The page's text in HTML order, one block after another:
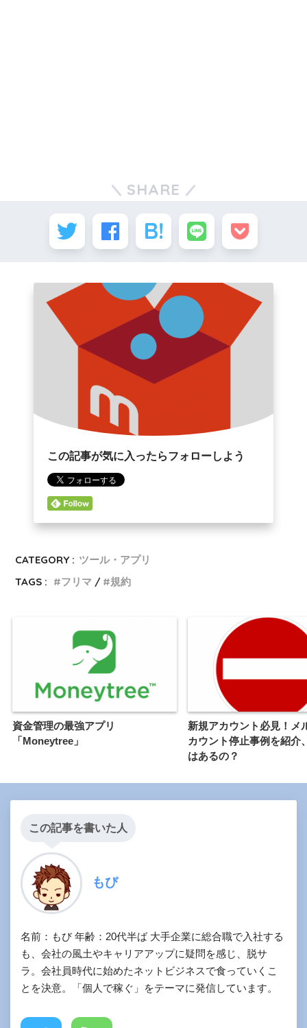
SHARE
この記事が気に入ったらフォローしよう
CATEGORY : ツール・アプリ
TAGS :
フリマ 規約
資金管理の最強アプリ
「Moneytree」
新規アカウント必見！メ
カウント停止事例を紹介
はあるの？
この記事を書いた人
もび
名前：もび 年齢：20代半ば 大手企業に総合職で入社する
も、会社の風土やキャリアアップに疑問を感じ、脱サ
ラ。会社員時代に始めたネットビジネスで食っていくこ
とを決意。「個人で稼ぐ」をテーマに発信しています。